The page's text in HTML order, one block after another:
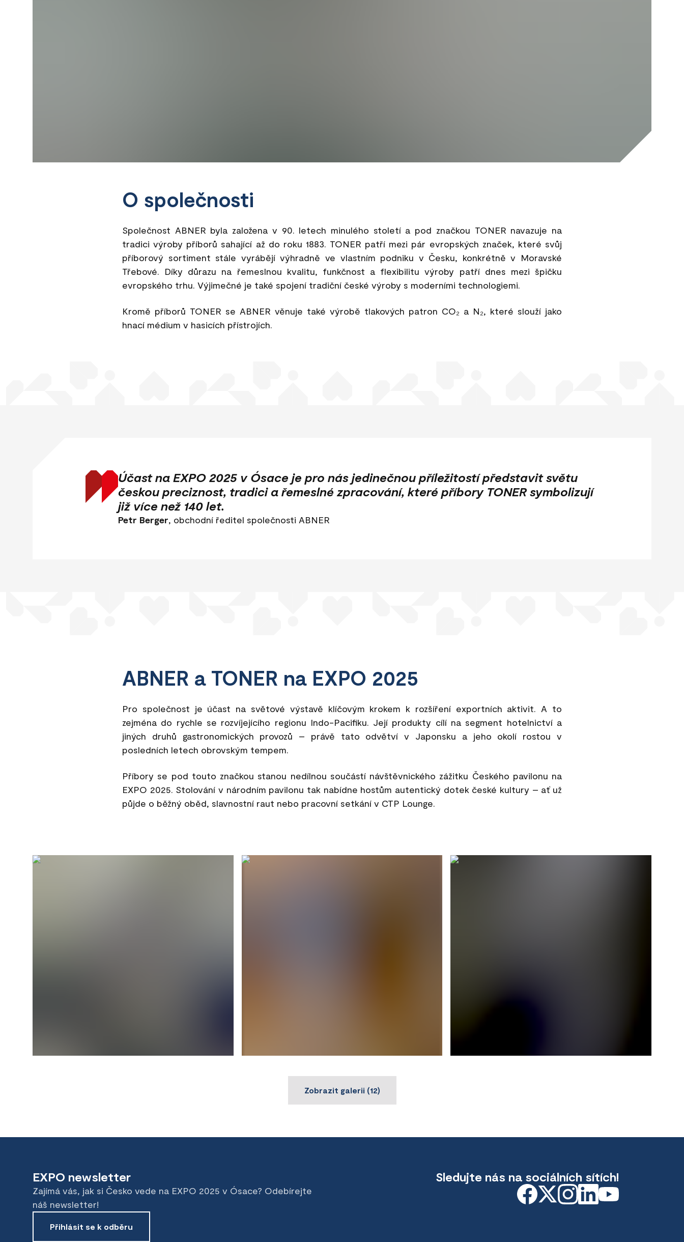
O společnosti
Společnost ABNER byla založena v 90. letech minulého století a pod značkou TONER navazuje na
tradici výroby příborů sahající až do roku 1883. TONER patří mezi pár evropských značek, které svůj
příborový sortiment stále vyrábějí výhradně ve vlastním podniku v Česku, konkrétně v Moravské
Třebové. Díky důrazu na řemeslnou kvalitu, funkčnost a flexibilitu výroby patří dnes mezi špičku
evropského trhu. Výjimečné je také spojení tradiční české výroby s moderními technologiemi.
Kromě příborů TONER se ABNER věnuje také výrobě tlakových patron CO₂ a N₂, které slouží jako
hnací médium v hasicích přístrojích.
Účast na EXPO 2025 v Ósace je pro nás jedinečnou příležitostí představit světu
českou preciznost, tradici a řemeslné zpracování, které příbory TONER symbolizují
již více než 140 let.
Petr Berger, obchodní ředitel společnosti ABNER
ABNER a TONER na EXPO 2025
Pro společnost je účast na světové výstavě klíčovým krokem k rozšíření exportních aktivit. A to
zejména do rychle se rozvíjejícího regionu Indo-Pacifiku. Její produkty cílí na segment hotelnictví a
jiných druhů gastronomických provozů – právě tato odvětví v Japonsku a jeho okolí rostou v
posledních letech obrovským tempem.
Příbory se pod touto značkou stanou nedílnou součástí návštěvnického zážitku Českého pavilonu na
EXPO 2025. Stolování v národním pavilonu tak nabídne hostům autentický dotek české kultury – ať už
půjde o běžný oběd, slavnostní raut nebo pracovní setkání v CTP Lounge.
Zobrazit galerii (12)
EXPO newsletter
Zajímá vás, jak si Česko vede na EXPO 2025 v Ósace? Odebírejte
náš newsletter!
Přihlásit se k odběru
Sledujte nás na sociálních sítích!